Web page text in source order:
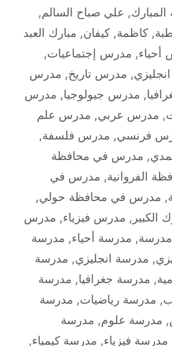
المبارك, علي صباح السالم,
, كاظمة, كيفان, مبارك العبد
, مدرس إجتماعيات,
, مدرس تاريخ, مدرس
, مدرس جيولوجيا, مدرس
, مدرس عربي, مدرس علم
فرنسي, مدرس فلسفة,
, مدرس في محافظة
الفروانية, مدرس في
, مدرس في محافظة حولي,
, مدرس فيزياء, مدرس
مدرسة, مدرسة أحياء, مدرسة
, مدرسة انجليزي, مدرسة
, مدرسة جغرافيا, مدرسة
, مدرسة رياضيات, مدرسة
, مدرسة علوم, مدرسة
مدرسة فيزياء, مدرسة كيمياء,